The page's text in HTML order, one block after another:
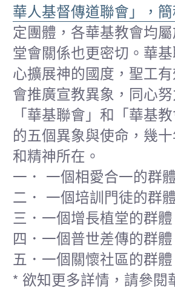
華人基督傳道聯會」，
定團體，各華基教會均
堂會關係也更密切。華
心擴展神的國度，聖工
會推廣宣教異象，同心
「華基聯會」和「華基
的五個異象與使命，幾
和精神所在。
一． 一個相愛合一的群
二． 一個培訓門徒的群
三．一個增長植堂的群
四．一個普世差傳的群
五．一個關懷社區的群
* 欲知更多詳情，請參